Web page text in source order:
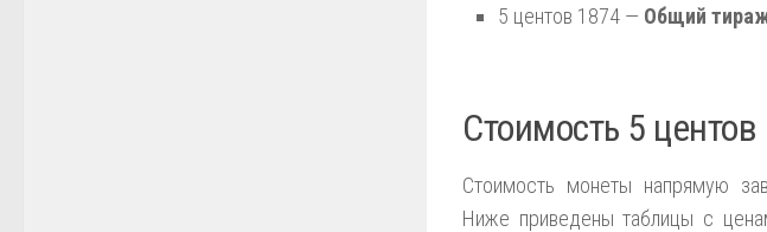
5 центов 1874 — Общий
Стоимость 5
Стоимость монеты напрямую
Ниже приведены таблицы с